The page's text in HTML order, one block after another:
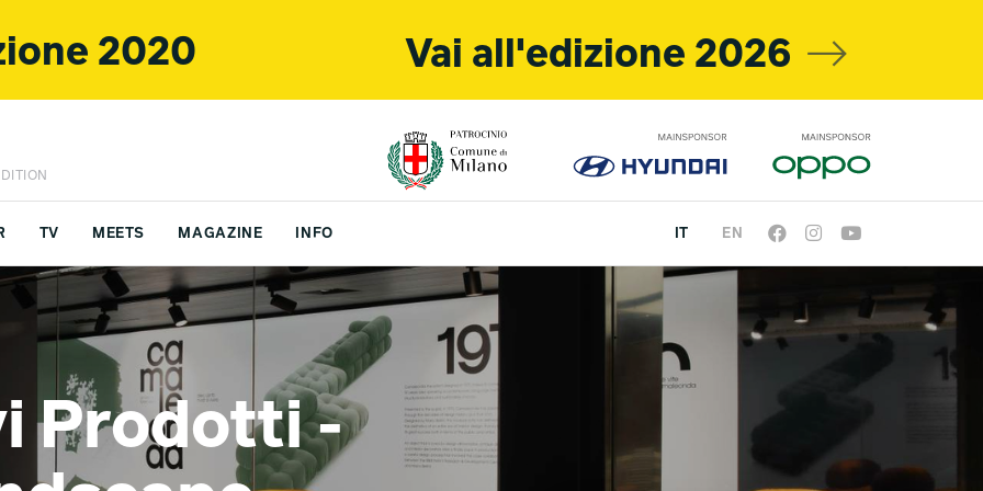
2020 Vai all'edizione 2026
TV MEETS MAGAZINE INFO
CONTATTI
EN
IT
Prodotti -